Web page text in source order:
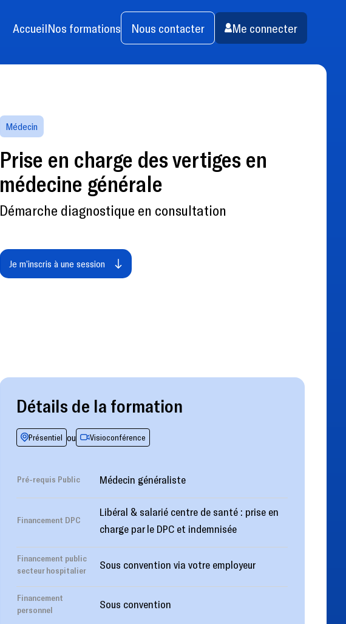
AccueilNos formations Nous contacter Me connecter
Médecin
Prise en charge des vertiges en
médecine générale
Démarche diagnostique en consultation
Je m’inscris à une session
Détails de la formation
Présentiel ou Visioconférence
Pré-requis Public Médecin généraliste
Financement DPC
Libéral & salarié centre de santé : prise en
charge par le DPC et indemnisée
Financement public
secteur hospitalier
Sous convention via votre employeur
Financement
personnel
Sous convention